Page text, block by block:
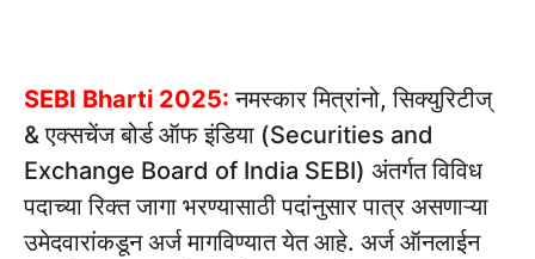
SEBI Bharti 2025: नमस्कार मित्रांनो, सिक्युरिटीज्
& एक्सचेंज बोर्ड ऑफ इंडिया (Securities and
Exchange Board of India SEBI) अंतर्गत विविध
पदाच्या रिक्त जागा भरण्यासाठी पदांनुसार पात्र असणाऱ्या
उमेदवारांकडून अर्ज मागविण्यात येत आहे. अर्ज ऑनलाईन